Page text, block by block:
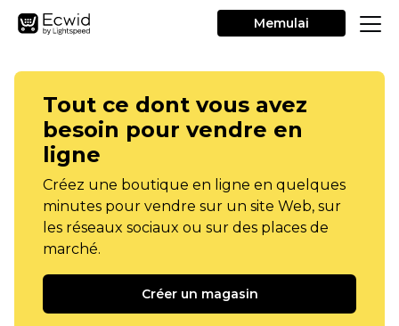
Memulai
Tout ce dont vous avez
besoin pour vendre en
ligne
Créez une boutique en ligne en quelques
minutes pour vendre sur un site Web, sur
les réseaux sociaux ou sur des places de
marché.
Créer un magasin